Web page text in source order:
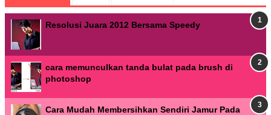
Resolusi Juara 2012 Bersama Speedy
cara memunculkan tanda bulat pada brush di
photoshop
Cara Mudah Membersihkan Sendiri Jamur Pada